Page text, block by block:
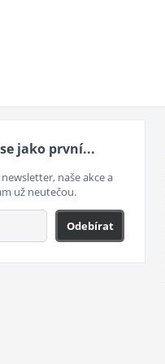
jako první...
naše akce a
už neutečou.
Odebírat